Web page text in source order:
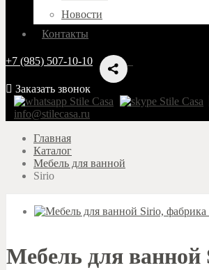
Новости
Контакты
+7 (985) 507-10-10
Заказать звонок
info@stilecasa.ru
Главная
Каталог
Мебель для ванной
Sirio
Мебель для ванной